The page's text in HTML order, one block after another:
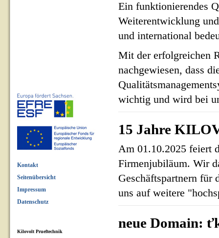
Ein funktionierendes
Weiterentwicklung
und international
Mit der erfolgreichen
nachgewiesen, dass
wichtig und wird bei
15 Jahre
Am 01.10.2025 feiert
Firmenjubiläum. Wir
Geschäftspartnern für
uns auf weitere
neue Domain:
Kontakt
Seitenübersicht
Impressum
Datenschutz
Kilovolt Prueftechnik